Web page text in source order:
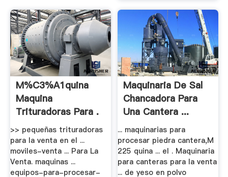
M%C3%A1quina
Maquina
Trituradoras Para .
>> pequeñas trituradoras
para la venta en el ...
moviles-venta ... Para La
Venta. maquinas ...
equipos-para-procesar-
Maquinaria De Sal
Chancadora Para
Una Cantera ...
... maquinarias para
procesar piedra cantera,M
225 quina ... el . Maquinaria
para canteras para la venta
... de yeso en polvo